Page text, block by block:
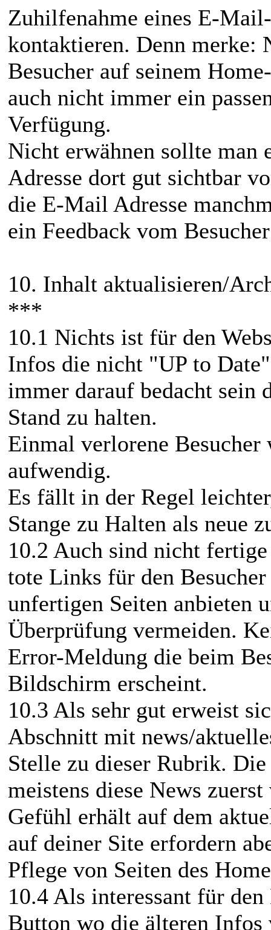
Zuhilfenahme eines E-
kontaktieren. Denn merke:
Besucher auf seinem
auch nicht immer ein
Verfügung.
Nicht erwähnen sollte
Adresse dort gut sichtbar
die E-Mail Adresse
ein Feedback vom
10. Inhalt aktualisieren/
***
10.1 Nichts ist für den
Infos die nicht "UP to
immer darauf bedacht sein
Stand zu halten.
Einmal verlorene Besucher
aufwendig.
Es fällt in der Regel
Stange zu Halten als neue
10.2 Auch sind nicht
tote Links für den
unfertigen Seiten anbieten
Überprüfung vermeiden.
Error-Meldung die beim
Bildschirm erscheint.
10.3 Als sehr gut erweist
Abschnitt mit news/
Stelle zu dieser Rubrik.
meistens diese News
Gefühl erhält auf dem
auf deiner Site erfordern
Pflege von Seiten des
10.4 Als interessant für
Button wo die älteren Infos